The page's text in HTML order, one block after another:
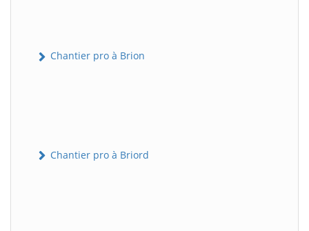
Chantier pro à Brion
Chantier pro à Briord